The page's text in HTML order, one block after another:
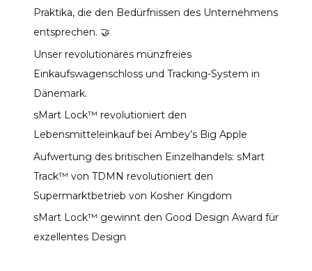
Praktika, die den Bedürfnissen des Unternehmens
entsprechen. 🤝
Unser revolutionäres münzfreies
Einkaufswagenschloss und Tracking-System in
Dänemark.
sMart Lock™ revolutioniert den
Lebensmitteleinkauf bei Ambey’s Big Apple
Aufwertung des britischen Einzelhandels: sMart
Track™ von TDMN revolutioniert den
Supermarktbetrieb von Kosher Kingdom
sMart Lock™ gewinnt den Good Design Award für
exzellentes Design